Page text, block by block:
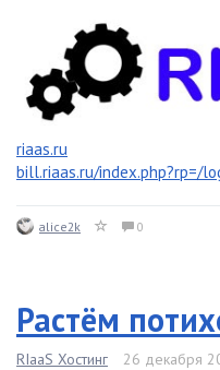
riaas.ru
bill.riaas.ru/index.php?rp=/
alice2k 0
Растём
RIaaS Хостинг 26 декабря